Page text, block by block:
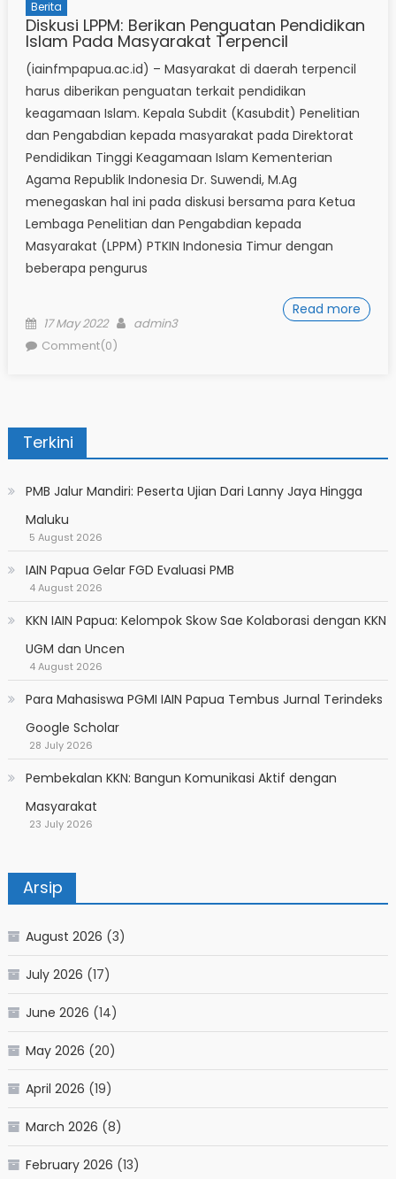
Berita
Diskusi LPPM: Berikan Penguatan Pendidikan
Islam Pada Masyarakat Terpencil
(iainfmpapua.ac.id) – Masyarakat di daerah terpencil
harus diberikan penguatan terkait pendidikan
keagamaan Islam. Kepala Subdit (Kasubdit) Penelitian
dan Pengabdian kepada masyarakat pada Direktorat
Pendidikan Tinggi Keagamaan Islam Kementerian
Agama Republik Indonesia Dr. Suwendi, M.Ag
menegaskan hal ini pada diskusi bersama para Ketua
Lembaga Penelitian dan Pengabdian kepada
Masyarakat (LPPM) PTKIN Indonesia Timur dengan
beberapa pengurus
Read more
Posted
on
17 May 2022 Author
admin3
Comment(0)
Terkini
PMB Jalur Mandiri: Peserta Ujian Dari Lanny Jaya Hingga
Maluku
5 August 2026
IAIN Papua Gelar FGD Evaluasi PMB
4 August 2026
KKN IAIN Papua: Kelompok Skow Sae Kolaborasi dengan KKN
UGM dan Uncen
4 August 2026
Para Mahasiswa PGMI IAIN Papua Tembus Jurnal Terindeks
Google Scholar
28 July 2026
Pembekalan KKN: Bangun Komunikasi Aktif dengan
Masyarakat
23 July 2026
Arsip
August 2026 (3)
July 2026 (17)
June 2026 (14)
May 2026 (20)
April 2026 (19)
March 2026 (8)
February 2026 (13)